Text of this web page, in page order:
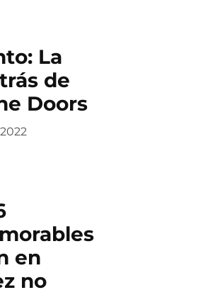
La
de
Doors
en
no